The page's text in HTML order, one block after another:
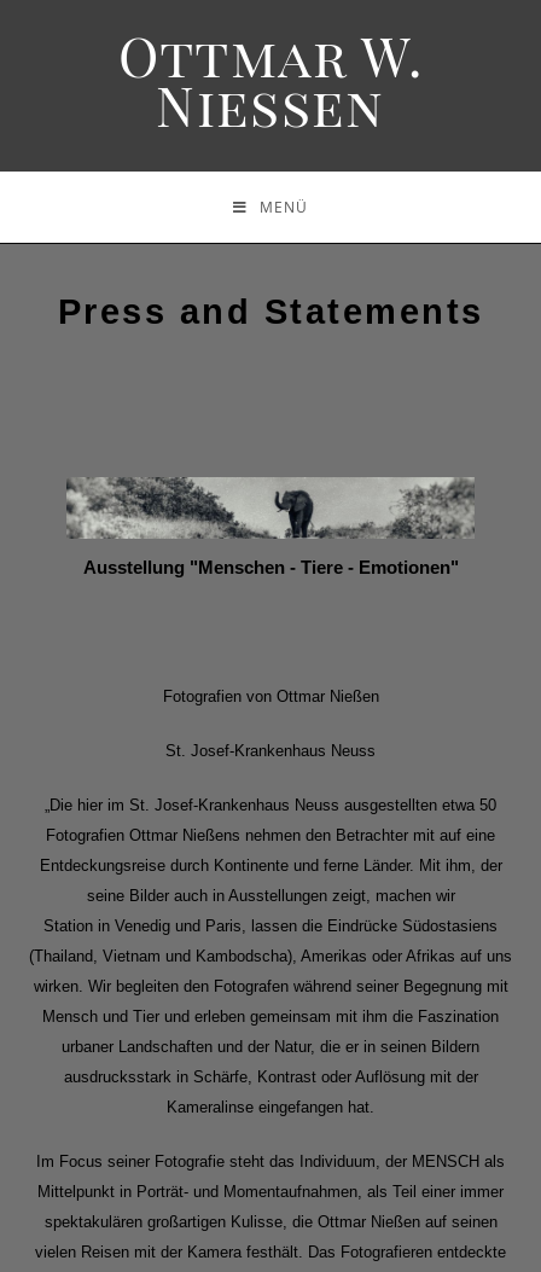
Ottmar W.
Niessen
MENÜ
Press and Statements
Ausstellung "Menschen - Tiere - Emotionen"
Fotografien von Ottmar Nießen
St. Josef-Krankenhaus Neuss
„Die hier im St. Josef-Krankenhaus Neuss ausgestellten etwa 50
Fotografien Ottmar Nießens nehmen den Betrachter mit auf eine
Entdeckungsreise durch Kontinente und ferne Länder. Mit ihm, der
seine Bilder auch in Ausstellungen zeigt, machen wir
Station in Venedig und Paris, lassen die Eindrücke Südostasiens
(Thailand, Vietnam und Kambodscha), Amerikas oder Afrikas auf uns
wirken. Wir begleiten den Fotografen während seiner Begegnung mit
Mensch und Tier und erleben gemeinsam mit ihm die Faszination
urbaner Landschaften und der Natur, die er in seinen Bildern
ausdrucksstark in Schärfe, Kontrast oder Auflösung mit der
Kameralinse eingefangen hat.
Im Focus seiner Fotografie steht das Individuum, der MENSCH als
Mittelpunkt in Porträt- und Momentaufnahmen, als Teil einer immer
spektakulären großartigen Kulisse, die Ottmar Nießen auf seinen
vielen Reisen mit der Kamera festhält. Das Fotografieren entdeckte